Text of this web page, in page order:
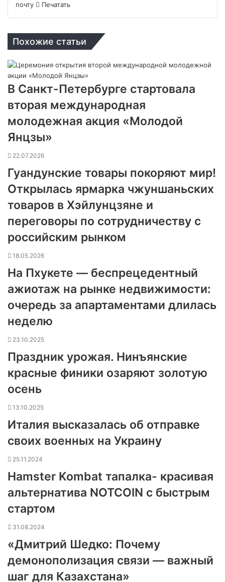
почту
Печатать
Похожие статьи
В Санкт-Петербурге стартовала
вторая международная
молодежная акция «Молодой
Янцзы»
22.07.2026
Гуандунские товары покоряют мир!
Открылась ярмарка чжуншаньских
товаров в Хэйлунцзяне и
переговоры по сотрудничеству с
российским рынком
18.05.2026
На Пхукете — беспрецедентный
ажиотаж на рынке недвижимости:
очередь за апартаментами длилась
неделю
23.10.2025
Праздник урожая. Нинъянские
красные финики озаряют золотую
осень
13.10.2025
Италия высказалась об отправке
своих военных на Украину
25.11.2024
Hamster Kombat тапалка- красивая
альтернатива NOTCOIN с быстрым
стартом
31.08.2024
«Дмитрий Шедко: Почему
демонополизация связи — важный
шаг для Казахстана»